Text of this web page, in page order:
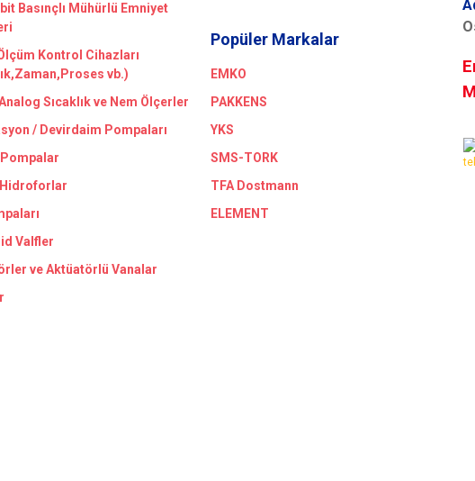
Basınçlı Mühürlü Emniyet
Kontrol Cihazları
vb.)
Sıcaklık ve Nem Ölçerler
/ Devirdaim Pompaları
Pompalar
Hidroforlar
Valfler
ve Aktüatörlü Vanalar
Popüler Markalar
EMKO
PAKKENS
YKS
SMS-TORK
TFA Dostmann
ELEMENT